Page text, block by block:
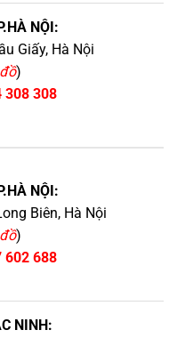
NỘI:
Giấy, Hà Nội
)
308 308
NỘI:
Biên, Hà Nội
)
602 688
NINH: